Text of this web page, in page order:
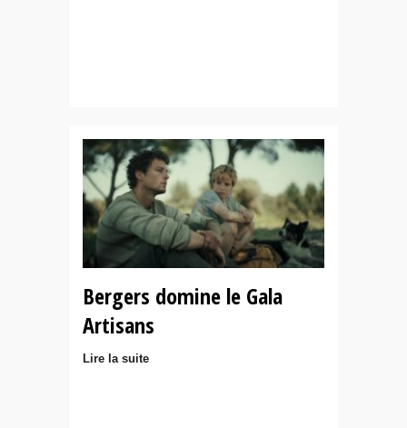
Bergers domine le Gala
Artisans
Lire la suite